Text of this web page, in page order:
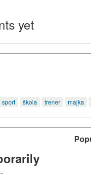
yet
sport škola trener majka